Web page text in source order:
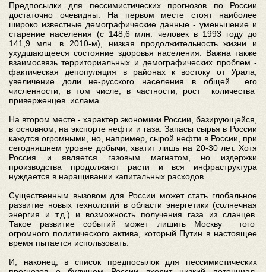
Предпосылки для пессимистических прогнозов по России
достаточно очевидны. На первом месте стоят наиболее
широко известные демографические данные - уменьшение и
старение населения (с 148,6 млн. человек в 1993 году до
141,9 млн. в 2010-м), низкая продолжительность жизни и
ухудшающееся состояние здоровья населения. Важна также
взаимосвязь территориальных и демографических проблем -
фактическая депопуляция в районах к востоку от Урала,
увеличение доли не-русского населения в общей его
численности, в том числе, в частности, рост количества
приверженцев ислама.
На втором месте - характер экономики России, базирующейся,
в основном, на экспорте нефти и газа. Запасы сырья в России
кажутся огромными, но, например, сырой нефти в России, при
сегодняшнем уровне добычи, хватит лишь на 20-30 лет. Хотя
Россия и является газовым магнатом, но издержки
производства продолжают расти и вся инфраструктура
нуждается в наращивании капитальных расходов.
Существенным вызовом для России может стать глобальное
развитие новых технологий в области энергетики (солнечная
энергия и т.д.) и возможность получения газа из сланцев.
Такое развитие событий может лишить Москву того
огромного политического актива, который Путин в настоящее
время пытается использовать.
И, наконец, в список предпосылок для пессимистических